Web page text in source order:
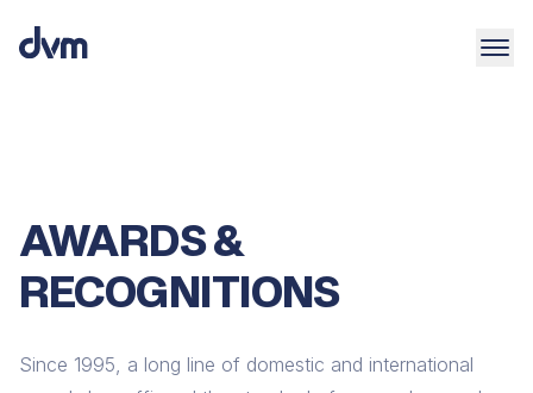
AWARDS &
RECOGNITIONS
Since 1995, a long line of domestic and international